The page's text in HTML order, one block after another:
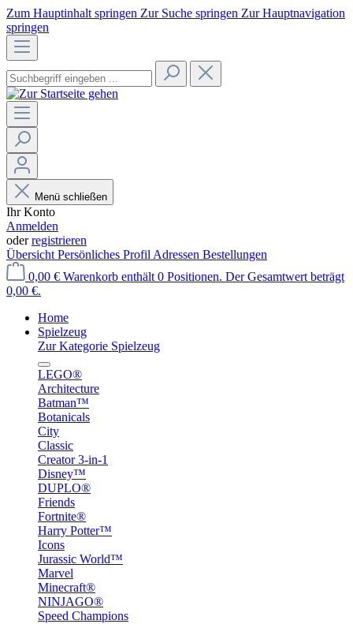
Zum Hauptinhalt springen Zur Suche springen Zur Hauptnavigation
springen
Menü schließen
Ihr Konto
Anmelden
oderregistrieren
Übersicht Persönliches Profil Adressen Bestellungen
0,00 € Warenkorb enthält 0 Positionen. Der Gesamtwert beträgt
0,00 €.
Home
Spielzeug
Zur Kategorie Spielzeug
LEGO®
Architecture
Batman™
Botanicals
City
Classic
Creator 3-in-1
Disney™
DUPLO®
Friends
Fortnite®
Harry Potter™
Icons
Jurassic World™
Marvel
Minecraft®
NINJAGO®
Speed Champions